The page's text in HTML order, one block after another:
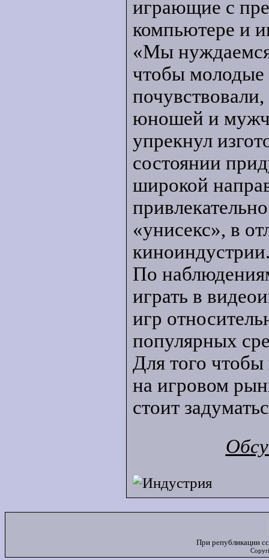
играющие с
компьютере и
«Мы нуждаемся
чтобы
юношей и
упрекнул
состоянии
широкой
«унисекс», в
По
играть в
игр
популярных
Для того
на игровом
стоит
При републикации